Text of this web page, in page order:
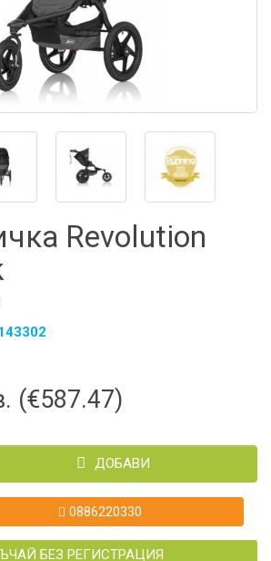
Revolution
(€587.47)
ДОБАВИ
0886220330
БЕЗ РЕГИСТРАЦИЯ